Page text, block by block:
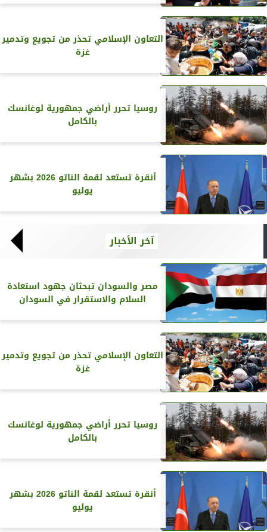
التعاون الإسلامي تحذر من تجويع وتدمير
غزة
روسيا تحرر أراضي جمهورية لوغانسك
بالكامل
أنقرة تستعد لقمة الناتو 2026 بشهر
يوليو
آخر الأخبار
مصر والسودان تبحثان جهود استعادة
السلام والاستقرار في السودان
التعاون الإسلامي تحذر من تجويع وتدمير
غزة
روسيا تحرر أراضي جمهورية لوغانسك
بالكامل
أنقرة تستعد لقمة الناتو 2026 بشهر
يوليو